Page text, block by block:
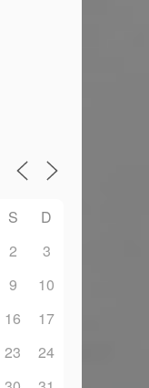
S
D
2
3
9
10
16
17
23
24